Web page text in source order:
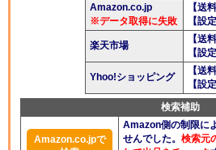
Amazon.co.jp
※データ取得に失敗
【送
【設
楽天市場
【送
【設
Yhoo!ショッピング
【送
【設
検索補助
Amazon.co.jpで
Amazon側の制限に
せんでした。 検索元